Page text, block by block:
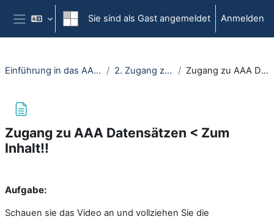
Zum Hauptinhalt
Website-Übersicht
Sie sind als Gast angemeldet Anmelden
Einführung in das AAA-Datenmodell (OpenRUB) 2. Zugang zu AAA Datensätzen Zugang zu AAA Datensätzen < Zum Inhalt!!
Zugang zu AAA Datensätzen < Zum
Inhalt!!
Aufgabe:
Schauen sie das Video an und vollziehen Sie die